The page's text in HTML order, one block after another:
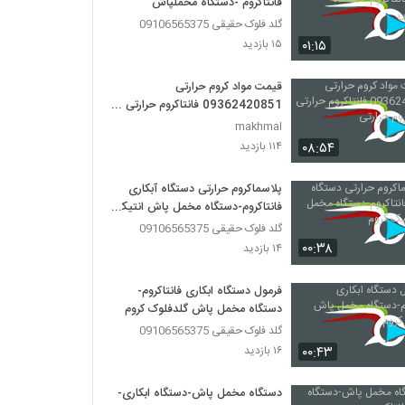
۰۱:۱۵
گلد فلوک حقیقی 09106565375
۱۵ بازدید
۰۸:۵۴
قیمت مواد کروم حرارتی
09362420851 فانتاکروم حرارتی
فرمول کروم حرارتی
makhmal
۱۱۴ بازدید
۰۰:۳۸
پلاسماکروم حرارتی دستگاه آبکاری
فانتاکروم-دستگاه مخمل پاش انتیک
کروم
گلد فلوک حقیقی 09106565375
۱۴ بازدید
۰۰:۴۳
فرمول دستگاه ابکاری فانتاکروم-
دستگاه مخمل پاش گلدفلوک کروم
گلد فلوک حقیقی 09106565375
۱۶ بازدید
دستگاه مخمل پاش-دستگاه ابکاری-